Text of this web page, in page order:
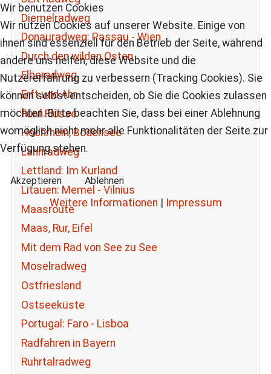
Diemelradweg
Donauradweg: Passau - Wien
Durch den wilden Osten
Elberadweg
Erft und Ahr
Fünf Flüsse
Hochrhein, Bodensee
Lahnradweg
Lettland: Im Kurland
Litauen: Memel - Vilnius
Maasroute
Maas, Rur, Eifel
Mit dem Rad von See zu See
Moselradweg
Ostfriesland
Ostseeküste
Portugal: Faro - Lisboa
Radfahren in Bayern
Ruhrtalradweg
Wir benutzen Cookies
Wir nutzen Cookies auf unserer Website. Einige von
ihnen sind essenziell für den Betrieb der Seite, während
andere uns helfen, diese Website und die
Nutzererfahrung zu verbessern (Tracking Cookies). Sie
können selbst entscheiden, ob Sie die Cookies zulassen
möchten. Bitte beachten Sie, dass bei einer Ablehnung
womöglich nicht mehr alle Funktionalitäten der Seite zur
Verfügung stehen.
Akzeptieren Ablehnen
Weitere Informationen Impressum